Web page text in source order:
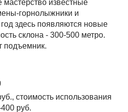
мастерство известные
горнолыжники и
здесь появляются новые
склона - 300-500 метро.
подъемник.
стоимость использования
руб.